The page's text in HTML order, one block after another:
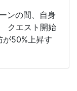
ンの間、自身
クエスト開始
が50%上昇す